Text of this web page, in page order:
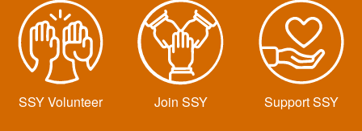
SSY Volunteer Join SSY Support SSY